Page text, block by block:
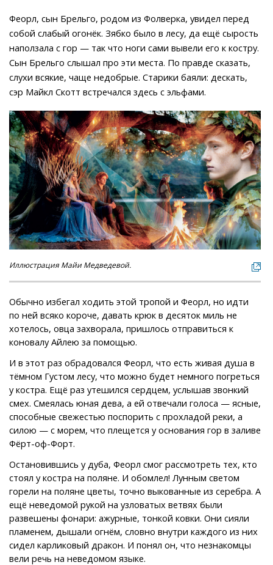
Феорл, сын Брельго, родом из Фолверка, увидел перед
собой слабый огонёк. Зябко было в лесу, да ещё сырость
наползала с гор — так что ноги сами вывели его к костру.
Сын Брельго слышал про эти места. По правде сказать,
слухи всякие, чаще недобрые. Старики баяли: дескать,
сэр Майкл Скотт встречался здесь с эльфами.
Иллюстрация Майи Медведевой.
Обычно избегал ходить этой тропой и Феорл, но идти
по ней всяко короче, давать крюк в десяток миль не
хотелось, овца захворала, пришлось отправиться к
коновалу Айлею за помощью.
И в этот раз обрадовался Феорл, что есть живая душа в
тёмном Густом лесу, что можно будет немного погреться
у костра. Ещё раз утешился сердцем, услышав звонкий
смех. Смеялась юная дева, а ей отвечали голоса — ясные,
способные свежестью поспорить с прохладой реки, а
силою — с морем, что плещется у основания гор в заливе
Фёрт-оф-Форт.
Остановившись у дуба, Феорл смог рассмотреть тех, кто
стоял у костра на поляне. И обомлел! Лунным светом
горели на поляне цветы, точно выкованные из серебра. А
ещё неведомой рукой на узловатых ветвях были
развешены фонари: ажурные, тонкой ковки. Они сияли
пламенем, дышали огнём, словно внутри каждого из них
сидел карликовый дракон. И понял он, что незнакомцы
вели речь на неведомом языке.